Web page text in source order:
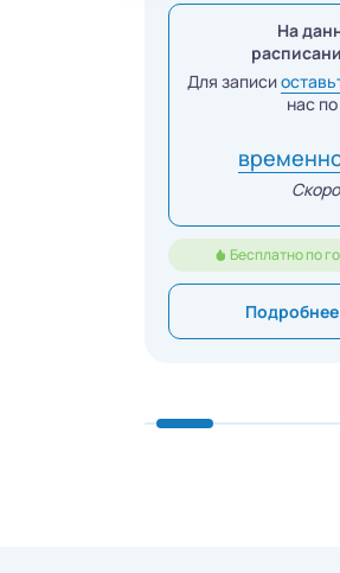
На
Для записи
нас
Бесплатно по